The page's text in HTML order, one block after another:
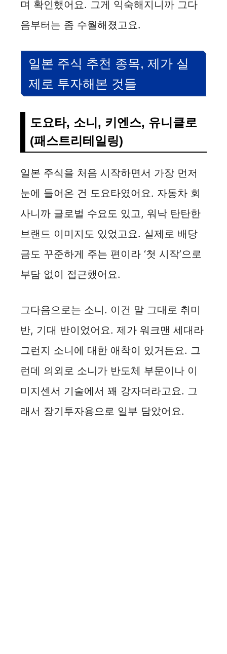
며 확인했어요. 그게 익숙해지니까 그다
음부터는 좀 수월해졌고요.
일본 주식 추천 종목, 제가 실
제로 투자해본 것들
도요타, 소니, 키엔스, 유니클로
(패스트리테일링)
일본 주식을 처음 시작하면서 가장 먼저
눈에 들어온 건 도요타였어요. 자동차 회
사니까 글로벌 수요도 있고, 워낙 탄탄한
브랜드 이미지도 있었고요. 실제로 배당
금도 꾸준하게 주는 편이라 ‘첫 시작’으로
부담 없이 접근했어요.
그다음으로는 소니. 이건 말 그대로 취미
반, 기대 반이었어요. 제가 워크맨 세대라
그런지 소니에 대한 애착이 있거든요. 그
런데 의외로 소니가 반도체 부문이나 이
미지센서 기술에서 꽤 강자더라고요. 그
래서 장기투자용으로 일부 담았어요.